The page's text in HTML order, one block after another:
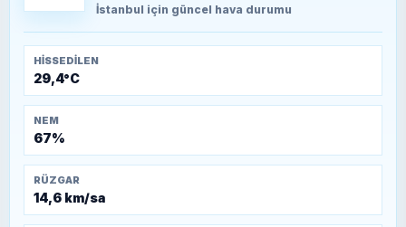
Kütahya-Eskişehir Muharebeleri (10-24
İstanbul için güncel hava durumu
HISSEDILEN
29,4°C
NEM
67%
RÜZGAR
14,6 km/sa